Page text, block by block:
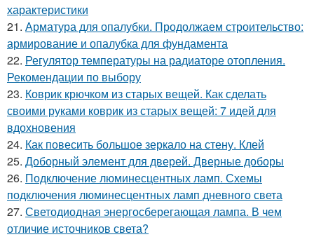
характеристики
21. Арматура для опалубки. Продолжаем строительство:
армирование и опалубка для фундамента
22. Регулятор температуры на радиаторе отопления.
Рекомендации по выбору
23. Коврик крючком из старых вещей. Как сделать
своими руками коврик из старых вещей: 7 идей для
вдохновения
24. Как повесить большое зеркало на стену. Клей
25. Доборный элемент для дверей. Дверные доборы
26. Подключение люминесцентных ламп. Схемы
подключения люминесцентных ламп дневного света
27. Светодиодная энергосберегающая лампа. В чем
отличие источников света?